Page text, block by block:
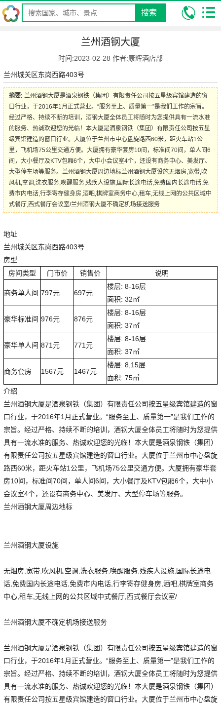
搜索
兰州酒钢大厦
时间:2023-02-28 作者:康辉酒店部
兰州城关区东岗西路403号
摘要: 兰州酒钢大厦是酒泉钢铁（集团）有限责任公司按五星级宾馆建造的窗
口行业，于2016年1月正式营业。“服务至上、质量第一”是我们工作的宗旨。
经过严格、持续不断的培训，酒钢大厦全体员工将随时为您提供具有一流水准
的服务、热诚欢迎您的光临！本大厦是酒泉钢铁（集团）有限责任公司按五星
级宾馆建造的窗口行业。大厦位于兰州市中心盘旋路西60米，距火车站1公
里，飞机场75公里交通方便。大厦拥有豪华套房10间，标准间70间，单人间6
间，大小餐厅及KTV包厢6个，大中小会议室4个，还设有商务中心、美发厅、
大型停车场等服务。兰州酒钢大厦周边地标兰州酒钢大厦设施无烟房,宽带,吹
风机,空调,洗衣服务,唤醒服务,残疾人设施,国际长途电话,免费国内长途电话,免
费市内电话,行李寄存健身房,酒吧,棋牌室商务中心,租车,无线上网的公共区域中
式餐厅,西式餐厅会议室/兰州酒钢大厦不确定机场接送服务
地址
兰州城关区东岗西路403号
房型
房间类型
门市价 销售价 说明
商务单人间 797元 697元
楼层: 8-16层
面积: 32㎡
豪华标准间 976元 876元
楼层: 8-16层
面积: 37㎡
豪华单人间 871元 771元
楼层: 8-16层
面积: 37㎡
商务套房 1567元 1467元
楼层: 8,15层
面积: 75㎡
介绍
兰州酒钢大厦是酒泉钢铁（集团）有限责任公司按五星级宾馆建造的窗
口行业，于2016年1月正式营业。“服务至上、质量第一”是我们工作的
宗旨。经过严格、持续不断的培训，酒钢大厦全体员工将随时为您提供
具有一流水准的服务、热诚欢迎您的光临！本大厦是酒泉钢铁（集团）
有限责任公司按五星级宾馆建造的窗口行业。大厦位于兰州市中心盘旋
路西60米，距火车站1公里，飞机场75公里交通方便。大厦拥有豪华套
房10间，标准间70间，单人间6间，大小餐厅及KTV包厢6个，大中小
会议室4个，还设有商务中心、美发厅、大型停车场等服务。
兰州酒钢大厦周边地标
兰州酒钢大厦设施
无烟房,宽带,吹风机,空调,洗衣服务,唤醒服务,残疾人设施,国际长途电
话,免费国内长途电话,免费市内电话,行李寄存健身房,酒吧,棋牌室商务
中心,租车,无线上网的公共区域中式餐厅,西式餐厅会议室/
兰州酒钢大厦不确定机场接送服务
兰州酒钢大厦是酒泉钢铁（集团）有限责任公司按五星级宾馆建造的窗
口行业，于2016年1月正式营业。“服务至上、质量第一”是我们工作的
宗旨。经过严格、持续不断的培训，酒钢大厦全体员工将随时为您提供
具有一流水准的服务、热诚欢迎您的光临！本大厦是酒泉钢铁（集团）
有限责任公司按五星级宾馆建造的窗口行业。大厦位于兰州市中心盘旋